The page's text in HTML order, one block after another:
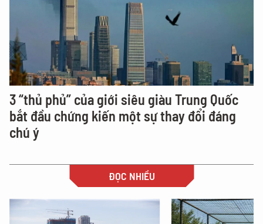
3 “thủ phủ” của giới siêu giàu Trung Quốc
bắt đầu chứng kiến một sự thay đổi đáng
chú ý
ĐỌC NHIỀU